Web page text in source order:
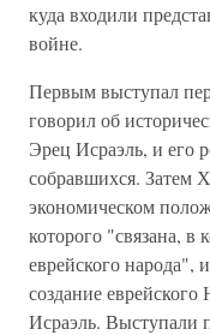
куда входили
войне.
Первым выступал
говорил об
Эрец Исраэль, и его
собравшихся. Затем
экономическом
которого "связана, в
еврейского народа",
создание
Исраэль. Выступали